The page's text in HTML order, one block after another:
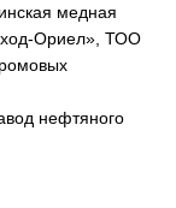
медная
Ориел», ТОО
нефтяного